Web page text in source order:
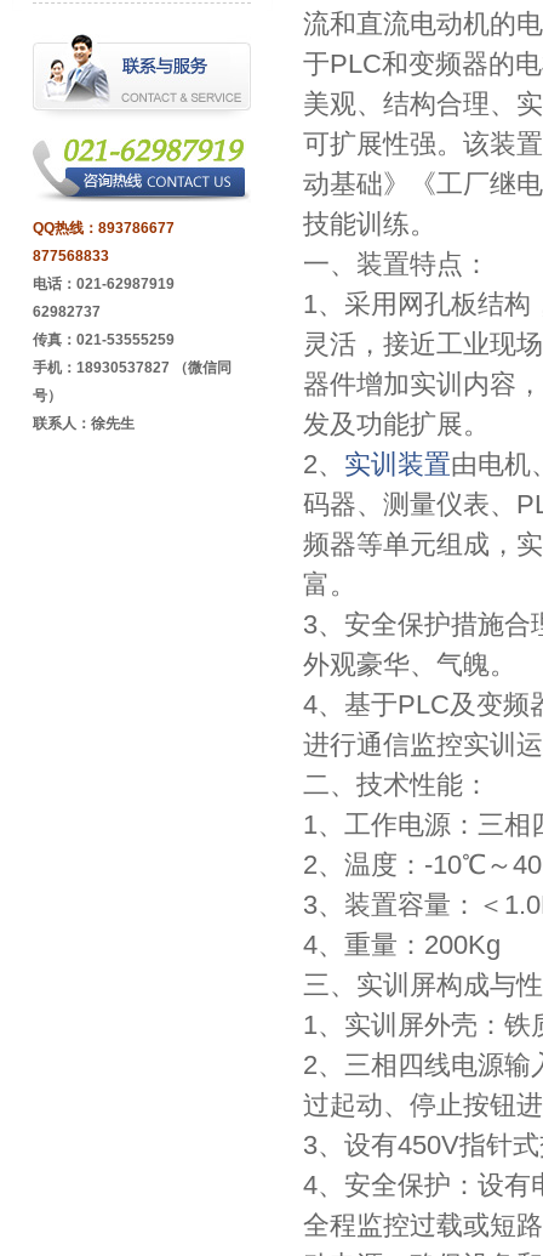
流和直流电动机的
于PLC和变频器的
美观、结构合理、
可扩展性强。该装
动基础》《工厂继
技能训练。
一、装置特点：
1、采用网孔板结构
灵活，接近工业现
器件增加实训内容
发及功能扩展。
2、 实训装置由电机
码器、测量仪表、
频器等单元组成，
富。
3、安全保护措施合
外观豪华、气魄。
4、基于PLC及变频
进行通信监控实训
二、技术性能：
1、工作电源：三
2、温度：-10℃～
3、装置容量：＜
4、重量：200Kg
三、实训屏构成与
1、实训屏外壳：铁
2、三相四线电源输
过起动、停止按钮
3、设有450V指针
4、安全保护：设有
全程监控过载或短
QQ热线： 893786677
877568833
电话：021-62987919
62982737
传真：021-53555259
手机：18930537827 （微信同
号）
联系人：徐先生